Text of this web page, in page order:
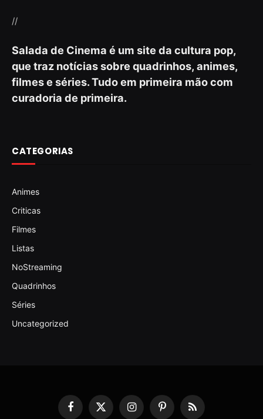
//
Salada de Cinema é um site da cultura pop,
que traz notícias sobre quadrinhos, animes,
filmes e séries. Tudo em primeira mão com
curadoria de primeira.
CATEGORIAS
Animes
Criticas
Filmes
Listas
NoStreaming
Quadrinhos
Séries
Uncategorized
Facebook
X
InstagramPinterestRSS